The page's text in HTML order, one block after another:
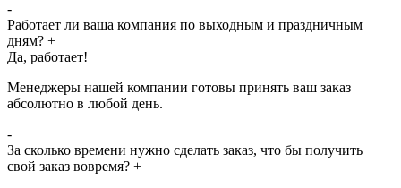
-
Работает ли ваша компания по выходным и праздничным
дням? +
Да, работает!
Менеджеры нашей компании готовы принять ваш заказ
абсолютно в любой день.
-
За сколько времени нужно сделать заказ, что бы получить
свой заказ вовремя? +